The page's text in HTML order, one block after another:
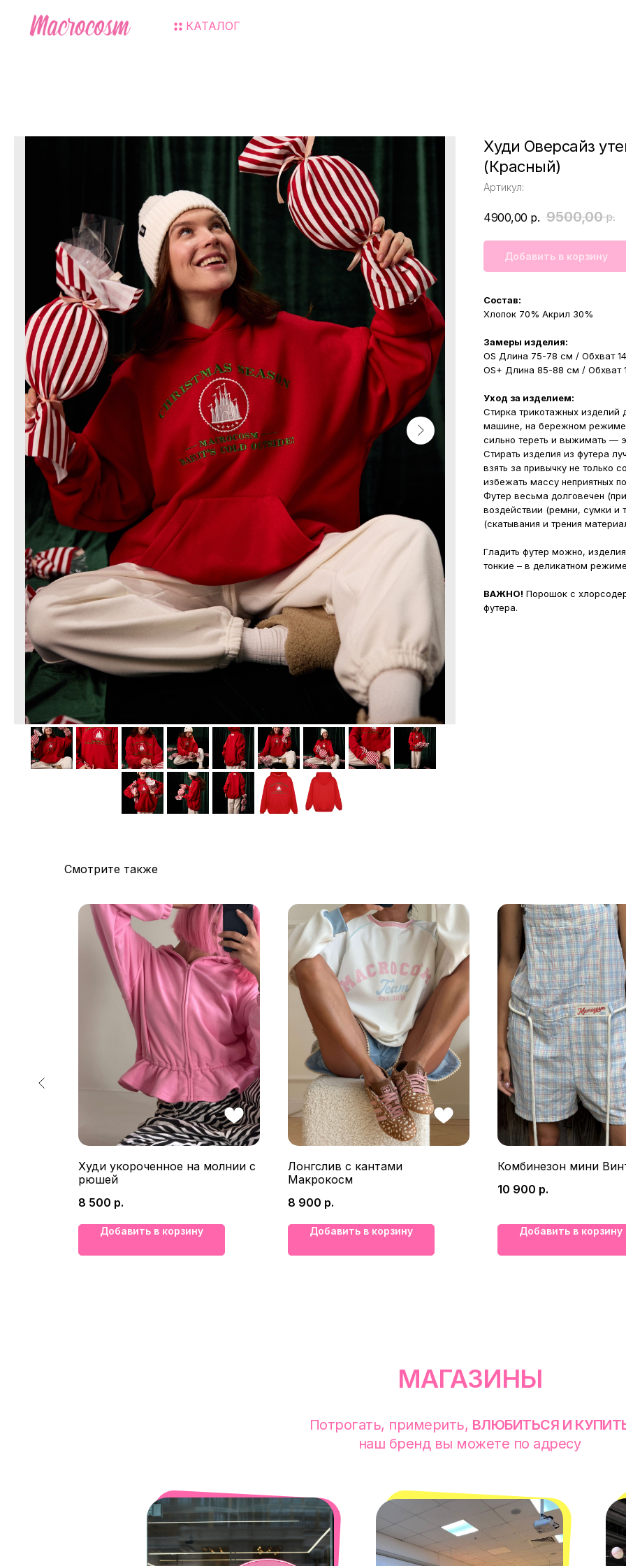
КАТАЛОГ
Худи Оверсайз
(Красный)
Артикул:
4900,00 р. 9500,00 р.
Добавить в корзину
Состав:
Хлопок 70% Акрил 30%
Замеры изделия:
OS Длина 75-78 см / Обхват
OS+ Длина 85-88 см / Обхват
Уход за изделием:
Стирка трикотажных изделий
машине, на бережном режиме
сильно тереть и выжимать —
Стирать изделия из футера
взять за привычку не только
избежать массу неприятных
Футер весьма долговечен
воздействии (ремни, сумки и
(скатывания и трения
Гладить футер можно,
тонкие – в деликатном
ВАЖНО! Порошок с
футера.
Смотрите также
Худи укороченное на молнии с
рюшей
8 500 р.
Добавить в корзину
Лонгслив с кантами
Макрокосм
8 900 р.
Добавить в корзину
Комбинезон мини
10 900 р.
Добавить в корзину
МАГАЗИНЫ
Потрогать, примерить, ВЛЮБИТЬСЯ И
наш бренд вы можете по адресу